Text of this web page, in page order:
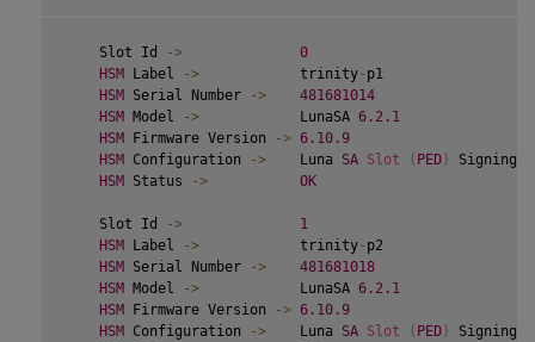
    Slot Id
->
0
HSM Label ->
            trinity
- p1
HSM Serial Number ->
481681014
HSM Model ->
            LunaSA
6.2 .1
HSM Firmware Version -> 6.10 .9
HSM Configuration ->
    Luna
SA Slot ( PED)
Signing
HSM Status -> OK
    Slot Id
->
1
HSM Label ->
            trinity
- p2
HSM Serial Number ->
481681018
HSM Model ->
            LunaSA
6.2 .1
HSM Firmware Version -> 6.10 .9
HSM Configuration ->
    Luna
SA Slot ( PED)
Signing